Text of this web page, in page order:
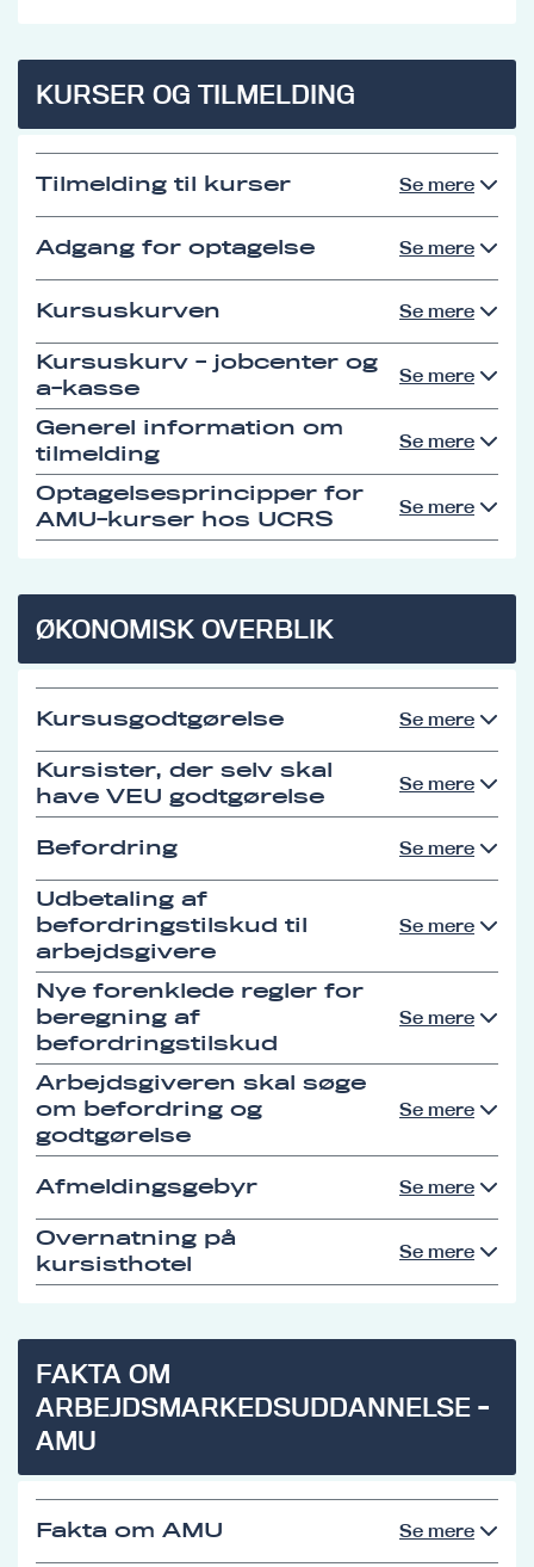
KURSER OG TILMELDING
Tilmelding til kurser Se mere
Adgang for optagelse Se mere
Kursuskurven Se mere
Kursuskurv - jobcenter og
a-kasse
Se mere
Generel information om
tilmelding
Se mere
Optagelsesprincipper for
AMU-kurser hos UCRS
Se mere
ØKONOMISK OVERBLIK
Kursusgodtgørelse Se mere
Kursister, der selv skal
have VEU godtgørelse
Se mere
Befordring Se mere
Udbetaling af
befordringstilskud til
arbejdsgivere
Se mere
Nye forenklede regler for
beregning af
befordringstilskud
Se mere
Arbejdsgiveren skal søge
om befordring og
godtgørelse
Se mere
Afmeldingsgebyr Se mere
Overnatning på
kursisthotel
Se mere
FAKTA OM
ARBEJDSMARKEDSUDDANNELSE -
AMU
Fakta om AMU Se mere